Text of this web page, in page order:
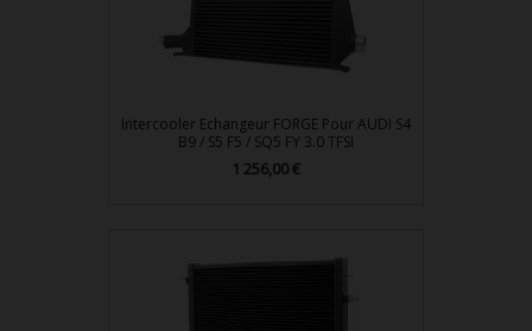
Intercooler Echangeur FORGE Pour AUDI S4
B9 / S5 F5 / SQ5 FY 3.0 TFSI
Prix
1 256,00 €